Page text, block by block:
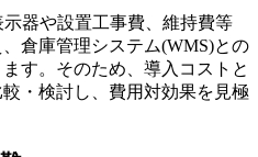
器や設置工事費、維持費等
倉庫管理システム(WMS)との
す。そのため、導入コストと
・検討し、費用対効果を見極